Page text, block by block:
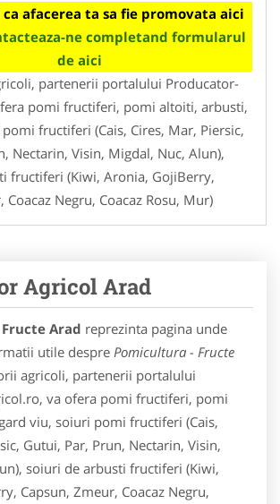
afacerea ta sa fie promovata aici
ne completand formularul
de aici
partenerii portalului Producator-
pomi fructiferi, pomi altoiti, arbusti,
fructiferi (Cais, Cires, Mar, Piersic,
Nectarin, Visin, Migdal, Nuc, Alun),
fructiferi (Kiwi, Aronia, GojiBerry,
Coacaz Negru, Coacaz Rosu, Mur)
Agricol Arad
Arad reprezinta pagina unde
utile despre Pomicultura - Fructe
agricoli, partenerii portalului
va ofera pomi fructiferi, pomi
viu, soiuri pomi fructiferi (Cais,
Gutui, Par, Prun, Nectarin, Visin,
soiuri de arbusti fructiferi (Kiwi,
Capsun, Zmeur, Coacaz Negru,